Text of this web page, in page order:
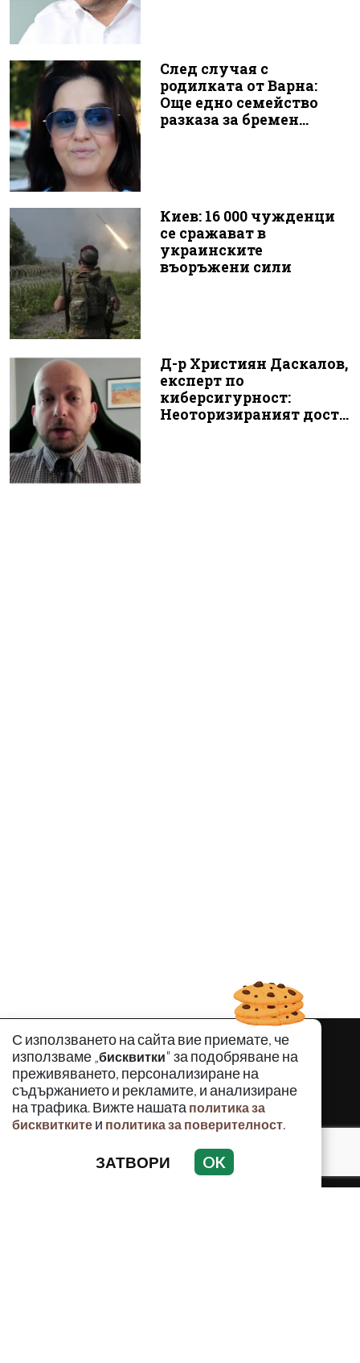
След случая с
родилката от Варна:
Още едно семейство
разказа за бремен...
Киев: 16 000 чужденци
се сражават в
украинските
въоръжени сили
Д-р Християн Даскалов,
експерт по
киберсигурност:
Неоторизираният дост...
С използването на сайта вие приемате, че
използваме „бисквитки" за подобряване на
преживяването, персонализиране на
съдържанието и рекламите, и анализиране
на трафика. Вижте нашата политика за
бисквитките и политика за поверителност.
ЗАТВОРИ OK